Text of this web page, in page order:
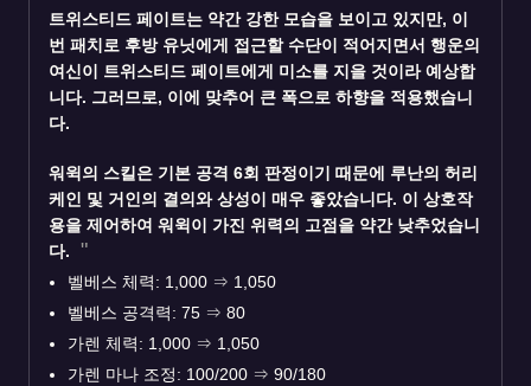
트위스티드 페이트는 약간 강한 모습을 보이고 있지만, 이
번 패치로 후방 유닛에게 접근할 수단이 적어지면서 행운의
여신이 트위스티드 페이트에게 미소를 지을 것이라 예상합
니다. 그러므로, 이에 맞추어 큰 폭으로 하향을 적용했습니
다.
워윅 의 스킬은 기본 공격 6회 판정이기 때문에 루난의 허리
케인 및 거인의 결의와 상성이 매우 좋았습니다. 이 상호작
용을 제어하여 워윅이 가진 위력의 고점을 약간 낮추었습니
다.
벨베스 체력: 1,000 ⇒ 1,050
벨베스 공격력: 75 ⇒ 80
가렌 체력: 1,000 ⇒ 1,050
가렌 마나 조정: 100/200 ⇒ 90/180